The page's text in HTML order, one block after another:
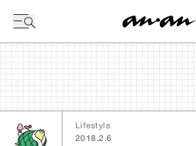
Lifestyle
2018.2.6